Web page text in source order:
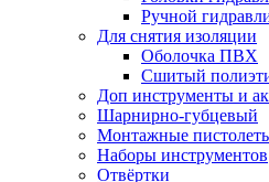
Ручной
Для снятия изоляции
Оболочка ПВХ
Сшитый
Доп инструменты и
Шарнирно-губцевый
Монтажные
Наборы инструментов
Отвёртки